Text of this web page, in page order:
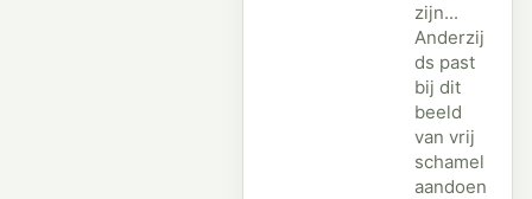
zijn...
Anderzij
ds past
bij dit
beeld
van vrij
schamel
aandoen